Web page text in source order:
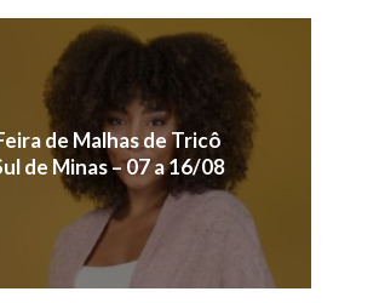
de Malhas de Tricô
de Minas – 07 a 16/08